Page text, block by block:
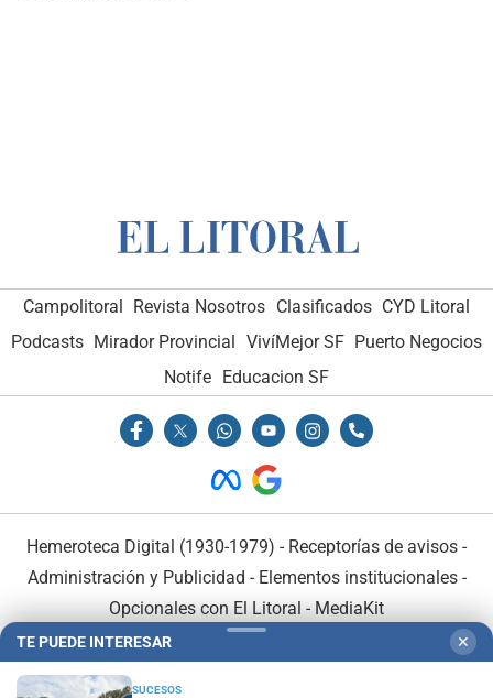
Campolitoral Revista Nosotros Clasificados CYD Litoral
Podcasts Mirador Provincial VivíMejor SF Puerto Negocios
Notife Educacion SF
Hemeroteca Digital (1930-1979) - Receptorías de avisos -
Administración y Publicidad - Elementos institucionales-
Opcionales con El Litoral - MediaKit
TE PUEDE INTERESAR ✕
SUCESOS